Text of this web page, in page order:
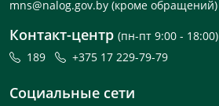
mns@nalog.gov.by (кроме обращений)
Контакт-центр (пн-пт 9:00 - 18:00)
189
+375 17 229-79-79
Социальные сети